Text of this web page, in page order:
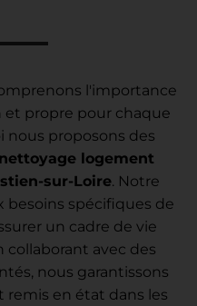
l'importance
propre pour chaque
nous proposons des
nettoyage logement
sur-Loire. Notre
besoins spécifiques de
un cadre de vie
collaborant avec des
nous garantissons
en état dans les